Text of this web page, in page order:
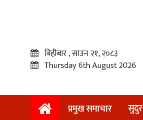
बिहीबार , साउन २१, २०८३
Thursday 6th August 2026
प्रमुख समाचार सुदुर